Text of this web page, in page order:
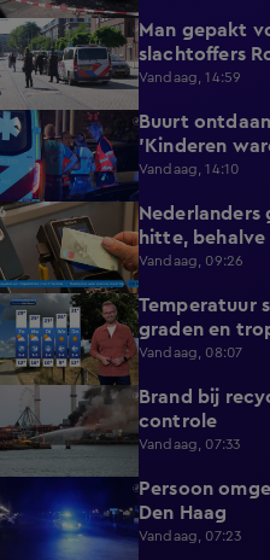
0:27
Man gepakt
slachtoffers
Vandaag, 14:59
0:59
Buurt
'Kinderen
Vandaag, 14:10
0:58
hitte, behalve
Vandaag, 09:26
1:03
Temperatuur
graden en
Vandaag, 08:07
0:36
Brand bij
controle
Vandaag, 07:33
Persoon
Den Haag
Vandaag, 07:23